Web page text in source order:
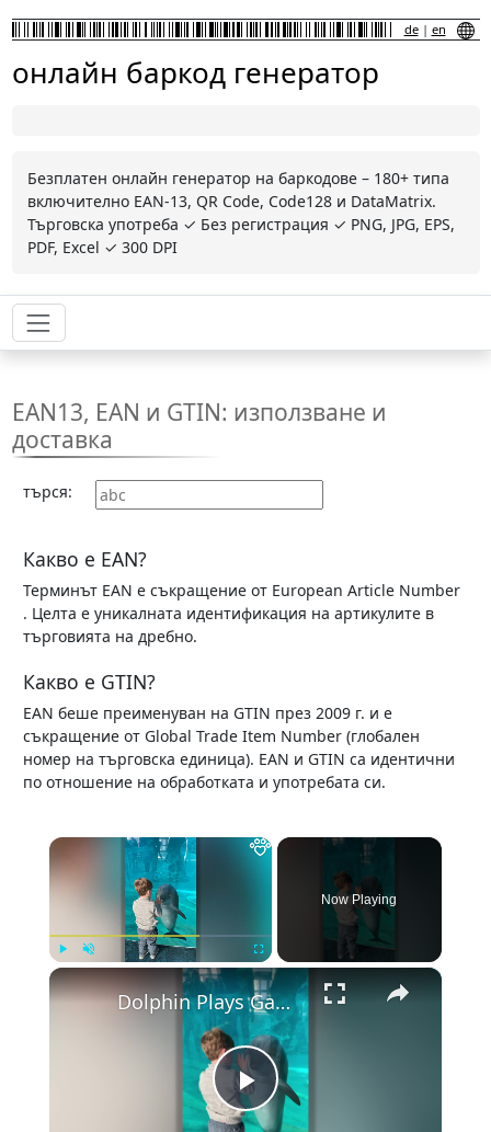
de| en
онлайн баркод генератор
Безплатен онлайн генератор на баркодове – 180+ типа
включително EAN-13, QR Code, Code128 и DataMatrix.
Търговска употреба ✓ Без регистрация ✓ PNG, JPG, EPS,
PDF, Excel ✓ 300 DPI
EAN13, EAN и GTIN: използване и
доставка
търся:
Какво е EAN?
Терминът EAN е съкращение от European Article Number
. Целта е уникалната идентификация на артикулите в
търговията на дребно.
Какво е GTIN?
EAN беше преименуван на GTIN през 2009 г. и е
съкращение от Global Trade Item Number (глобален
номер на търговска единица). EAN и GTIN са идентични
по отношение на обработката и употребата си.
×
Fullscreen
Now Playing
×
Play
Dolphin Plays Game With Kid | Happily TV